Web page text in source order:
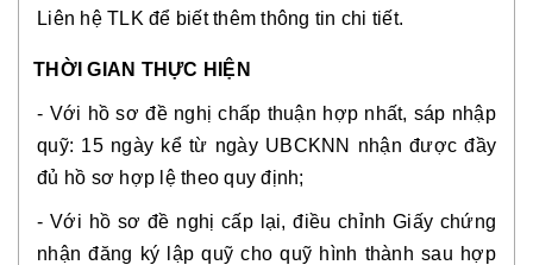
Liên hệ TLK để biết thêm thông tin chi tiết.
THỜI GIAN THỰC HIỆN
- Với hồ sơ đề nghị chấp thuận hợp nhất, sáp nhập
quỹ: 15 ngày kể từ ngày UBCKNN nhận được đầy
đủ hồ sơ hợp lệ theo quy định;
- Với hồ sơ đề nghị cấp lại, điều chỉnh Giấy chứng
nhận đăng ký lập quỹ cho quỹ hình thành sau hợp